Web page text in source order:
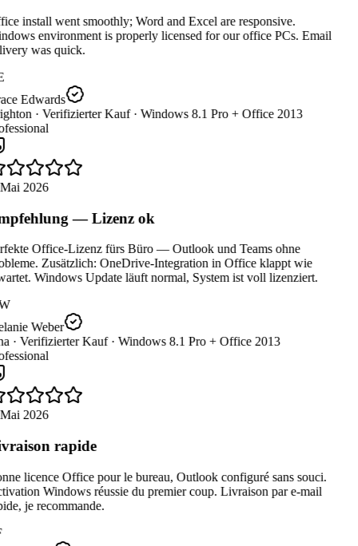
install went smoothly; Word and Excel are responsive.
environment is properly licensed for our office PCs. Email
was quick.
Edwards
· Verifizierter Kauf · Windows 8.1 Pro + Office 2013
2026
— Lizenz ok
Office-Lizenz fürs Büro — Outlook und Teams ohne
Zusätzlich: OneDrive-Integration in Office klappt wie
Windows Update läuft normal, System ist voll lizenziert.
Weber
· Verifizierter Kauf · Windows 8.1 Pro + Office 2013
2026
rapide
licence Office pour le bureau, Outlook configuré sans souci.
Windows réussie du premier coup. Livraison par e-mail
je recommande.